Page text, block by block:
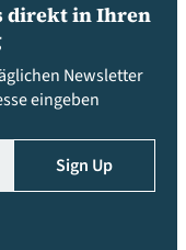
direkt in Ihren
Newsletter
eingeben